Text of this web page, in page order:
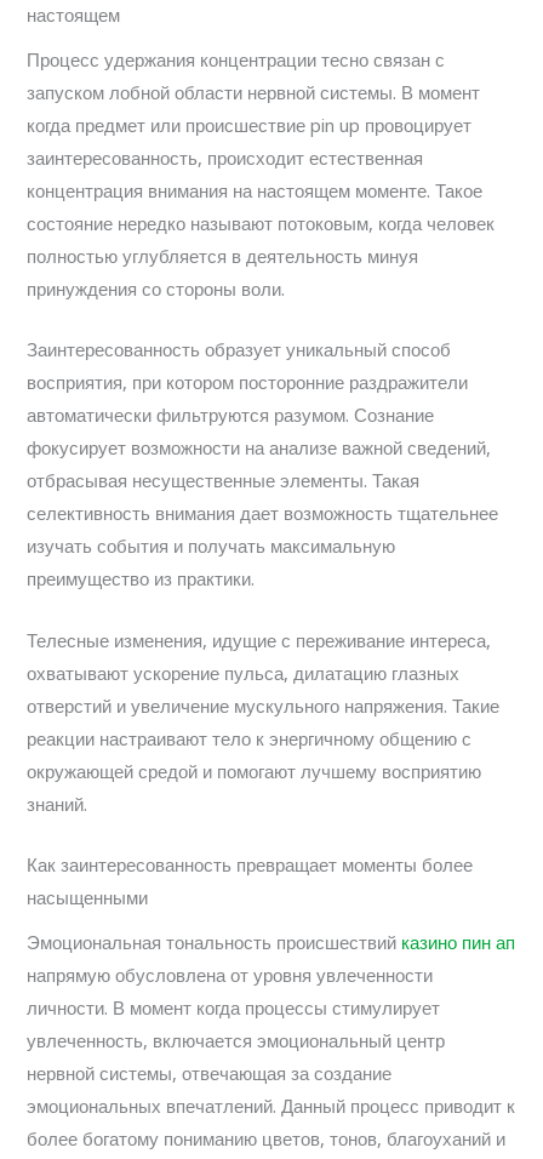
настоящем
Процесс удержания концентрации тесно связан с
запуском лобной области нервной системы. В момент
когда предмет или происшествие pin up провоцирует
заинтересованность, происходит естественная
концентрация внимания на настоящем моменте. Такое
состояние нередко называют потоковым, когда человек
полностью углубляется в деятельность минуя
принуждения со стороны воли.
Заинтересованность образует уникальный способ
восприятия, при котором посторонние раздражители
автоматически фильтруются разумом. Сознание
фокусирует возможности на анализе важной сведений,
отбрасывая несущественные элементы. Такая
селективность внимания дает возможность тщательнее
изучать события и получать максимальную
преимущество из практики.
Телесные изменения, идущие с переживание интереса,
охватывают ускорение пульса, дилатацию глазных
отверстий и увеличение мускульного напряжения. Такие
реакции настраивают тело к энергичному общению с
окружающей средой и помогают лучшему восприятию
знаний.
Как заинтересованность превращает моменты более
насыщенными
Эмоциональная тональность происшествий казино пин ап
напрямую обусловлена от уровня увлеченности
личности. В момент когда процессы стимулирует
увлеченность, включается эмоциональный центр
нервной системы, отвечающая за создание
эмоциональных впечатлений. Данный процесс приводит к
более богатому пониманию цветов, тонов, благоуханий и